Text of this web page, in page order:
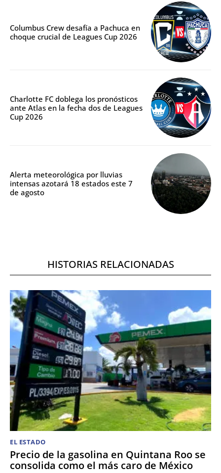
Columbus Crew desafía a Pachuca en
choque crucial de Leagues Cup 2026
Charlotte FC doblega los pronósticos
ante Atlas en la fecha dos de Leagues
Cup 2026
Alerta meteorológica por lluvias
intensas azotará 18 estados este 7
de agosto
HISTORIAS RELACIONADAS
EL ESTADO
Precio de la gasolina en Quintana Roo se
consolida como el más caro de México